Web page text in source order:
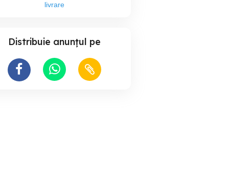
livrare
Distribuie anunțul pe